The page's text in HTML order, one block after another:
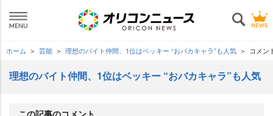
ホーム 芸能 理想のバイト仲間、1位はベッキー “おバカキャラ”も人気 コメン
理想のバイト仲間、1位はベッキー “おバカキャラ”も人気
この記事のコメント